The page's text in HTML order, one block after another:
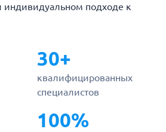
индивидуальном подходе к
30+
квалифицированных
специалистов
100%